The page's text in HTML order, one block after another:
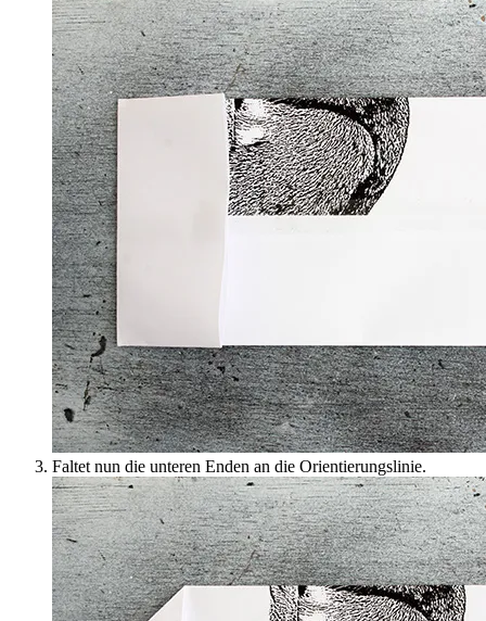
Faltet nun die unteren Enden an die Orientierungslinie.